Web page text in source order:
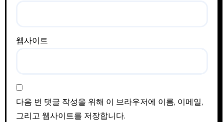
웹사이트
다음 번 댓글 작성을 위해 이 브라우저에 이름, 이메일,
그리고 웹사이트를 저장합니다.